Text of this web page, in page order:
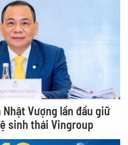
Nhật Vượng lần đầu giữ
sinh thái Vingroup